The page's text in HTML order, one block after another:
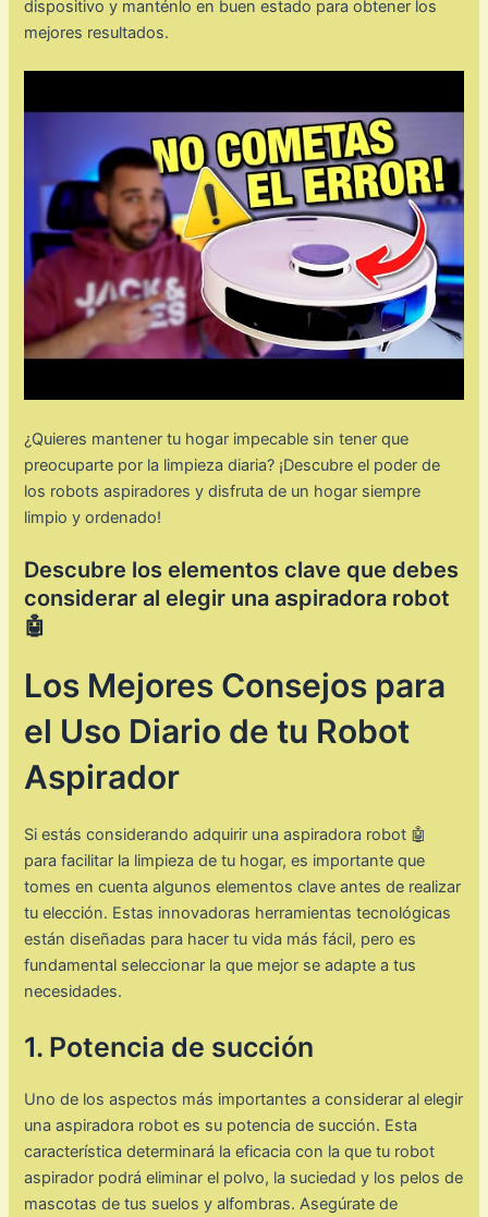
dispositivo y manténlo en buen estado para obtener los
mejores resultados.
¿Quieres mantener tu hogar impecable sin tener que
preocuparte por la limpieza diaria? ¡Descubre el poder de
los robots aspiradores y disfruta de un hogar siempre
limpio y ordenado!
Descubre los elementos clave que debes
considerar al elegir una aspiradora robot
🤖
Los Mejores Consejos para
el Uso Diario de tu Robot
Aspirador
Si estás considerando adquirir una aspiradora robot 🤖
para facilitar la limpieza de tu hogar, es importante que
tomes en cuenta algunos elementos clave antes de realizar
tu elección. Estas innovadoras herramientas tecnológicas
están diseñadas para hacer tu vida más fácil, pero es
fundamental seleccionar la que mejor se adapte a tus
necesidades.
1. Potencia de succión
Uno de los aspectos más importantes a considerar al elegir
una aspiradora robot es su potencia de succión. Esta
característica determinará la eficacia con la que tu robot
aspirador podrá eliminar el polvo, la suciedad y los pelos de
mascotas de tus suelos y alfombras. Asegúrate de